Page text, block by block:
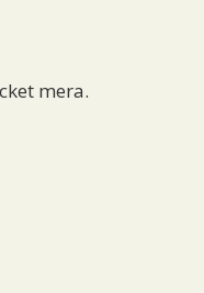
mera.